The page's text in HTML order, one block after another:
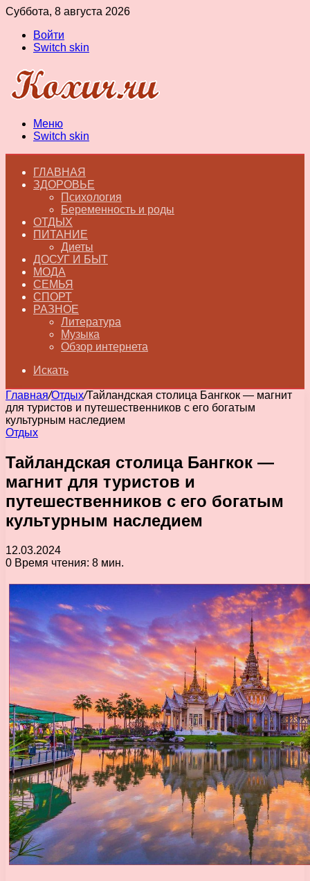
Суббота, 8 августа 2026
Войти
Switch skin
Меню
Switch skin
ГЛАВНАЯ
ЗДОРОВЬЕ
Психология
Беременность и роды
ОТДЫХ
ПИТАНИЕ
Диеты
ДОСУГ И БЫТ
МОДА
СЕМЬЯ
СПОРТ
РАЗНОЕ
Литература
Музыка
Обзор интернета
Искать
Главная/Отдых/Тайландская столица Бангкок — магнит
для туристов и путешественников с его богатым
культурным наследием
Отдых
Тайландская столица Бангкок —
магнит для туристов и
путешественников с его богатым
культурным наследием
12.03.2024
0 Время чтения: 8 мин.